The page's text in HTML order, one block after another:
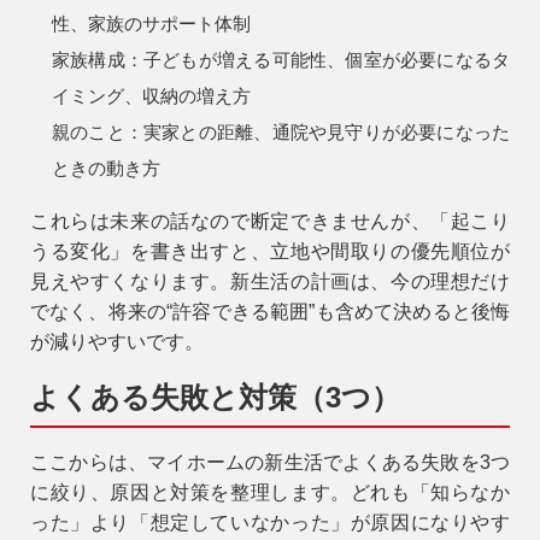
性、家族のサポート体制
家族構成：子どもが増える可能性、個室が必要になるタ
イミング、収納の増え方
親のこと：実家との距離、通院や見守りが必要になった
ときの動き方
これらは未来の話なので断定できませんが、「起こり
うる変化」を書き出すと、立地や間取りの優先順位が
見えやすくなります。新生活の計画は、今の理想だけ
でなく、将来の“許容できる範囲”も含めて決めると後悔
が減りやすいです。
よくある失敗と対策（3つ）
ここからは、マイホームの新生活でよくある失敗を3つ
に絞り、原因と対策を整理します。どれも「知らなか
った」より「想定していなかった」が原因になりやす